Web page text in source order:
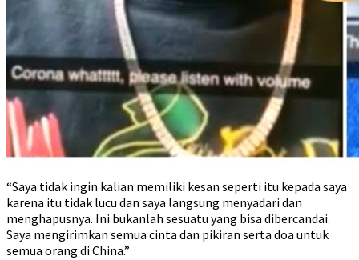
“Saya tidak ingin kalian memiliki kesan seperti itu kepada saya
karena itu tidak lucu dan saya langsung menyadari dan
menghapusnya. Ini bukanlah sesuatu yang bisa dibercandai.
Saya mengirimkan semua cinta dan pikiran serta doa untuk
semua orang di China.”